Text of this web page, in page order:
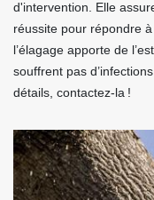
d'intervention. Elle
réussite pour répondre
l’élagage apporte de
souffrent pas
détails, contactez-la !